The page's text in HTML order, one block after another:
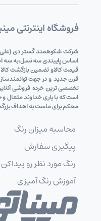
فروشگاه اینترنتی
اساس پایبندی سه نسل،به سه
قیمت کالاو تضمین بازگشت
قرن جدید و در جهت
تخصصی ترین خرده فروشی
است که با یاری خداوند متعال
محکم برای ماست به اهداف
محاسبه میزان رنگ
پیگیری سفارش
رنگ مورد نظر رو پیداکن
آموزش رنگ آمیزی